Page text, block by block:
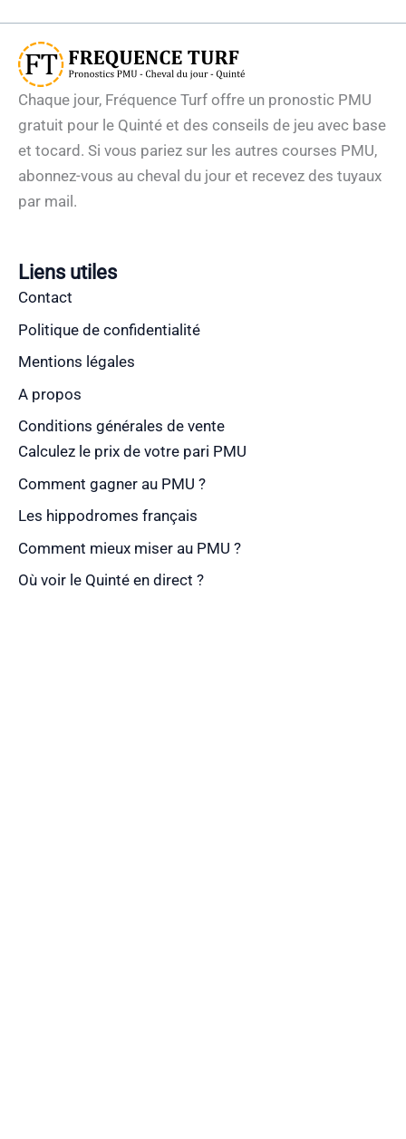
Chaque jour, Fréquence Turf offre un pronostic PMU
gratuit pour le Quinté et des conseils de jeu avec base
et tocard. Si vous pariez sur les autres courses PMU,
abonnez-vous au cheval du jour et recevez des tuyaux
par mail.
Liens utiles
Contact
Politique de confidentialité
Mentions légales
A propos
Conditions générales de vente
Calculez le prix de votre pari PMU
Comment gagner au PMU ?
Les hippodromes français
Comment mieux miser au PMU ?
Où voir le Quinté en direct ?